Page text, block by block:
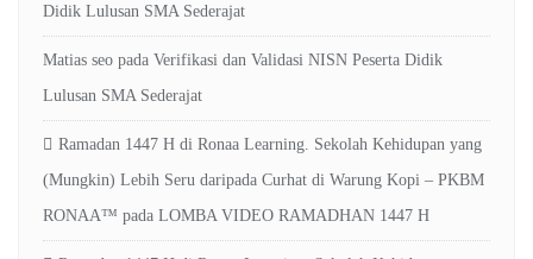
Didik Lulusan SMA Sederajat
Matias seo pada Verifikasi dan Validasi NISN Peserta Didik
Lulusan SMA Sederajat
Ramadan 1447 H di Ronaa Learning. Sekolah Kehidupan yang
(Mungkin) Lebih Seru daripada Curhat di Warung Kopi – PKBM
RONAA™ pada LOMBA VIDEO RAMADHAN 1447 H